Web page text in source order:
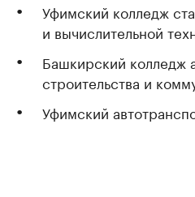
Уфимский колледж
и вычислительной
Башкирский колледж
строительства и
Уфимский